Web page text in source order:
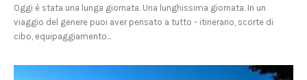
Oggi è stata una lunga giornata. Una lunghissima giornata. In un
viaggio del genere puoi aver pensato a tutto - itinerario, scorte di
cibo, equipaggiamento...